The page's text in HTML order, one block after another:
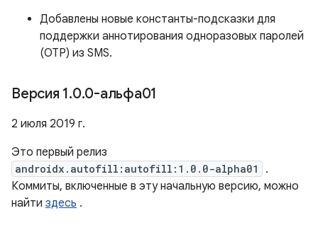
Добавлены новые константы-подсказки для
поддержки аннотирования одноразовых паролей
(OTP) из SMS.
Версия 1.0.0-альфа01
2 июля 2019 г.
Это первый релиз
androidx.autofill:autofill:1.0.0-alpha01
.
Коммиты, включенные в эту начальную версию, можно
найти здесь .